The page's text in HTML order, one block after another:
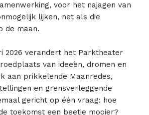
voor het najagen van
lijken, net als die
de maan.
2026 verandert het Parktheater
van ideeën, dromen en
aan prikkelende Maanredes,
en grensverleggende
gericht op één vraag: hoe
toekomst een beetje mooier?